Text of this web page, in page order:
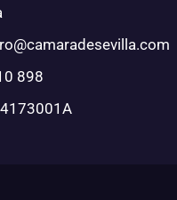
898